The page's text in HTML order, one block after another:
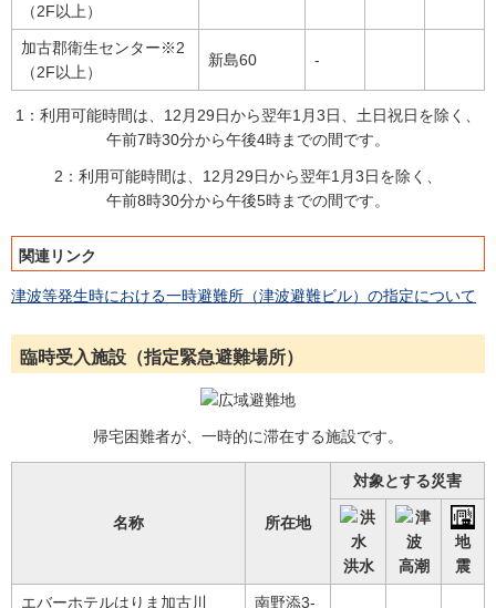
（2F以上）
加古郡衛生センター※2
（2F以上）
新島60 -
1：利用可能時間は、12月29日から翌年1月3日、土日祝日を除く、
午前7時30分から午後4時までの間です。
2：利用可能時間は、12月29日から翌年1月3日を除く、
午前8時30分から午後5時までの間です。
関連リンク
津波等発生時における一時避難所（津波避難ビル）の指定について
臨時受入施設（指定緊急避難場所）
帰宅困難者が、一時的に滞在する施設です。
名称 所在地
対象とする災害
洪水 高潮
地
震
エバーホテルはりま加古川 南野添3-